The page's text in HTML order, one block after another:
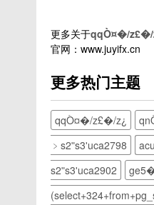
更多关于qqÒ¤�/z£�/
官网：www.juyifx.cn
更多热门主题
qqÒ¤�/z£�/z¿
﹥s2ʺs3ʹuca2798
s2ʺs3ʹuca2902